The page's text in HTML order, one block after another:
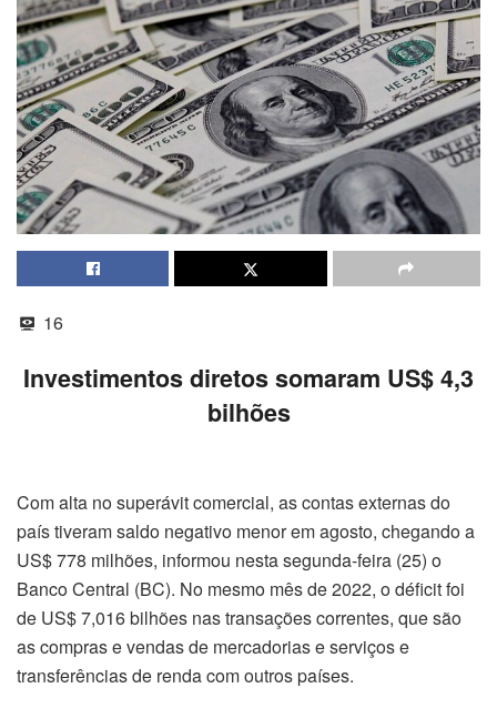
16
Investimentos diretos somaram US$ 4,3
bilhões
Com alta no superávit comercial, as contas externas do
país tiveram saldo negativo menor em agosto, chegando a
US$ 778 milhões, informou nesta segunda-feira (25) o
Banco Central (BC). No mesmo mês de 2022, o déficit foi
de US$ 7,016 bilhões nas transações correntes, que são
as compras e vendas de mercadorias e serviços e
transferências de renda com outros países.